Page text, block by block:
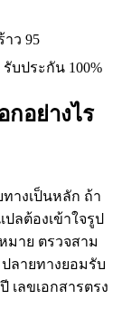
ว 95
รับประกัน 100%
กอย่างไร
างเป็นหลัก ถ้า
ลต้องเข้าใจรูป
าย ตรวจสาม
ลายทางยอมรับ
ลขเอกสารตรง